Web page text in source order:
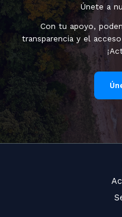
Únete a
Con tu apoyo,
transparencia y el